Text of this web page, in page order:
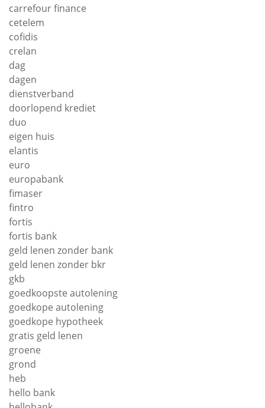
carrefour finance
cetelem
cofidis
crelan
dag
dagen
dienstverband
doorlopend krediet
duo
eigen huis
elantis
euro
europabank
fimaser
fintro
fortis
fortis bank
geld lenen zonder bank
geld lenen zonder bkr
gkb
goedkoopste autolening
goedkope autolening
goedkope hypotheek
gratis geld lenen
groene
grond
heb
hello bank